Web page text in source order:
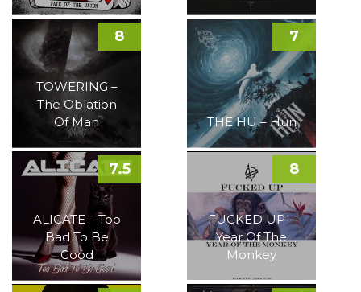
TOWERING –
The Oblation
Of Man
8
THE HU – Hun
7
ALICATE – Too
Bad To Be
Good
7.5
FUCKED UP –
Year Of The
Monkey
8